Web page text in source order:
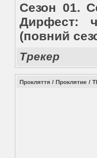
Сезон 01.
Дирфест:
(повний
Трекер
Прокляття / Проклятие /